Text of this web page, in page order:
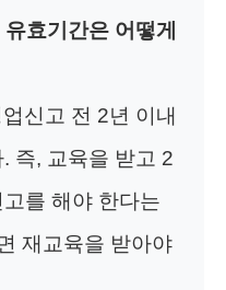
효기간은 어떻게
신고 전 2년 이내
즉, 교육을 받고 2
를 해야 한다는
재교육을 받아야